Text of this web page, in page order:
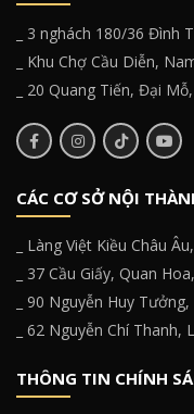
_ 3 nghách 180/36 Đình
_ Khu Chợ Cầu Diễn,
_ 20 Quang Tiến, Đại
CÁC CƠ SỞ NỘI
_ Làng Việt Kiều Châu
_ 37 Cầu Giấy, Quan
_ 90 Nguyễn Huy
_ 62 Nguyễn Chí
THÔNG TIN CHÍNH